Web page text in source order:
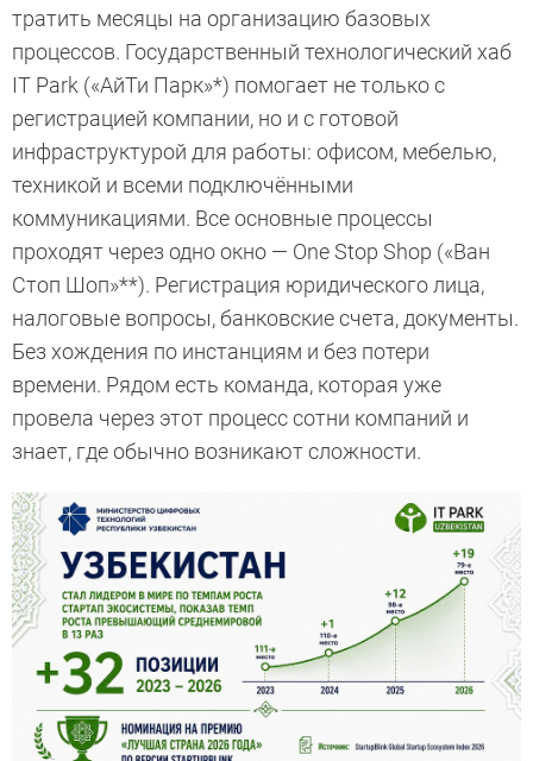
тратить месяцы на организацию базовых
процессов. Государственный технологический хаб
IT Park («АйТи Парк»*) помогает не только с
регистрацией компании, но и с готовой
инфраструктурой для работы: офисом, мебелью,
техникой и всеми подключёнными
коммуникациями. Все основные процессы
проходят через одно окно — One Stop Shop («Ван
Стоп Шоп»**). Регистрация юридического лица,
налоговые вопросы, банковские счета, документы.
Без хождения по инстанциям и без потери
времени. Рядом есть команда, которая уже
провела через этот процесс сотни компаний и
знает, где обычно возникают сложности.